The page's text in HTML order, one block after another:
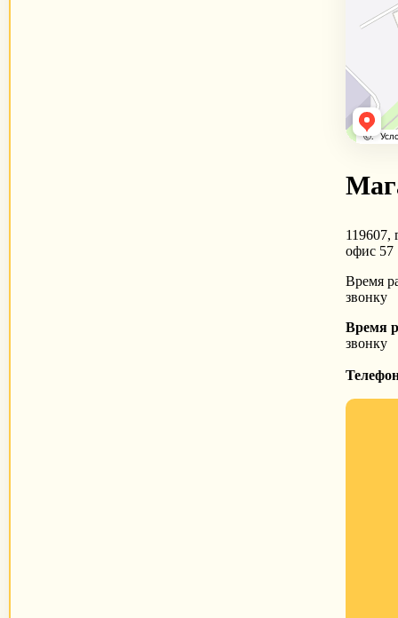
119607,
офис 57
Время
звонку
Время
звонку